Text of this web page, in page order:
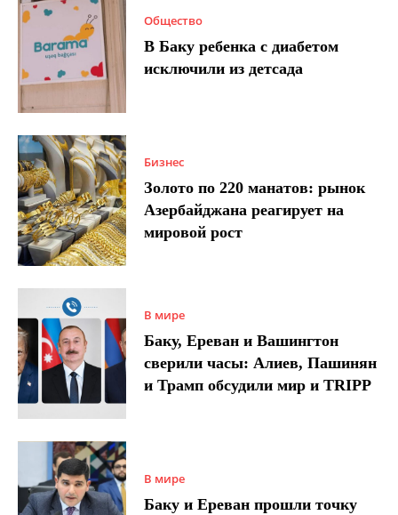
Общество
В Баку ребенка с диабетом
исключили из детсада
Бизнес
Золото по 220 манатов: рынок
Азербайджана реагирует на
мировой рост
В мире
Баку, Ереван и Вашингтон
сверили часы: Алиев, Пашинян
и Трамп обсудили мир и TRIPP
В мире
Баку и Ереван прошли точку